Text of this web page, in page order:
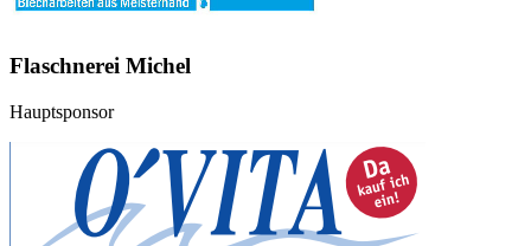
Flaschnerei Michel
Hauptsponsor